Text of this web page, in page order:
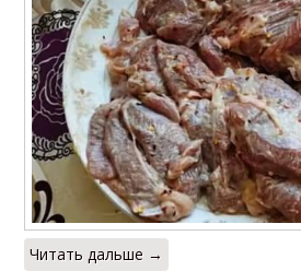
Читать дальше →